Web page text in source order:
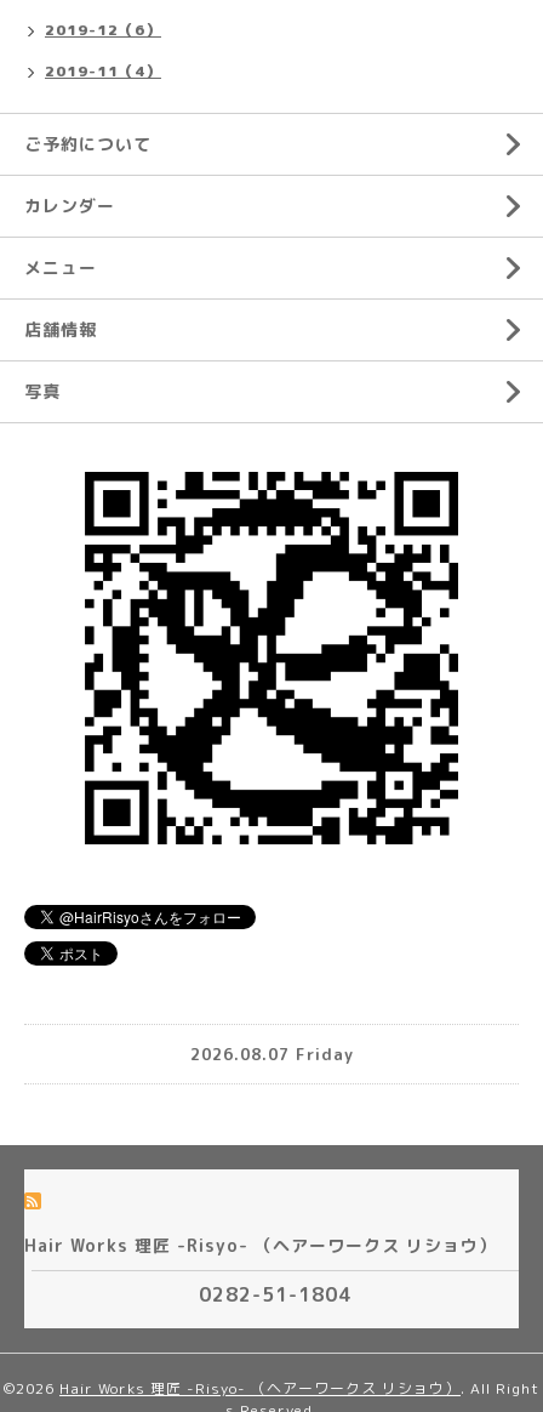
2019-12（6）
2019-11（4）
ご予約について
カレンダー
メニュー
店舗情報
写真
2026.08.07 Friday
Hair Works 理匠 -Risyo- （ヘアーワークス リショウ）
0282-51-1804
©2026 Hair Works 理匠 -Risyo- （ヘアーワークス リショウ） . All Right